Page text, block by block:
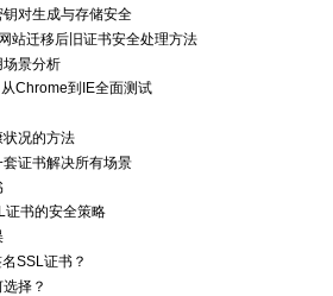
对生成与存储安全
站迁移后旧证书安全处理方法
景分析
Chrome到IE全面测试
况的方法
证书解决所有场景
证书的安全策略
SSL证书？
择？